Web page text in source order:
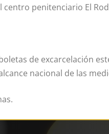
penitenciario El
de excarcelación
nacional de las